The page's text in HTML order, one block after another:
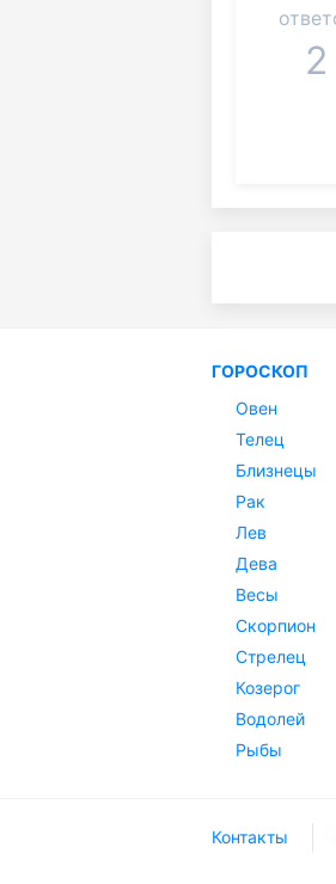
2
ГОРОСКОП
Овен
Телец
Близнецы
Рак
Лев
Дева
Весы
Скорпион
Стрелец
Козерог
Водолей
Рыбы
Контакты